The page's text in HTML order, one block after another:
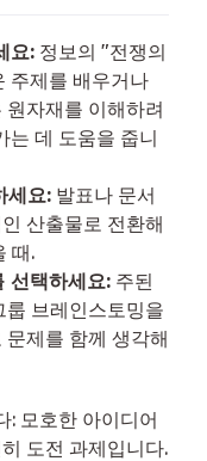
요: 정보의 "전쟁의
주제를 배우거나
자재를 이해하려
는 데 도움을 줍니
세요: 발표나 문서
산출물로 전환해
때.
택하세요: 주된
브레인스토밍을
제를 함께 생각해
: 모호한 아이디어
도전 과제입니다.